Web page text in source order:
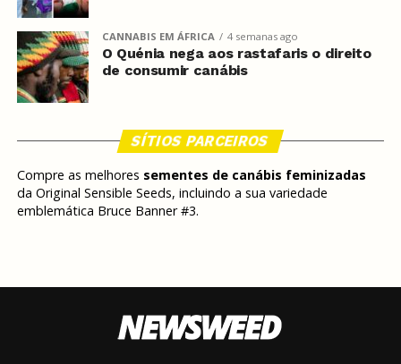
CANNABIS EM ÁFRICA 4 semanas ago
O Quénia nega aos rastafaris o direito
de consumir canábis
SÍTIOS PARCEIROS
Compre as melhores sementes de canábis feminizadas
da Original Sensible Seeds, incluindo a sua variedade
emblemática Bruce Banner #3.